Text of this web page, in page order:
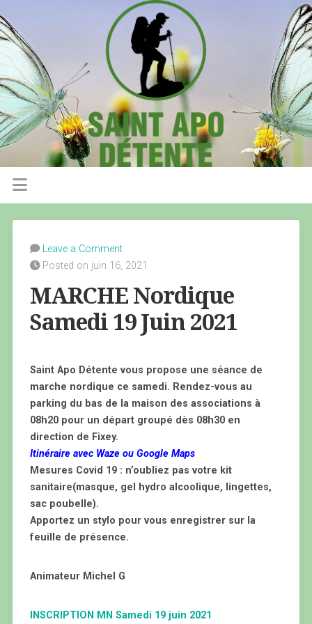
Leave a Comment
Posted on juin 16, 2021
MARCHE Nordique
Samedi 19 Juin 2021
Saint Apo Détente vous propose une séance de
marche nordique ce samedi. Rendez-vous au
parking du bas de la maison des associations à
08h20 pour un départ groupé dès 08h30 en
direction de Fixey.
Itinéraire avec Waze ou Google Maps
Mesures Covid 19 : n’oubliez pas votre kit
sanitaire(masque, gel hydro alcoolique, lingettes,
sac poubelle).
Apportez un stylo pour vous enregistrer sur la
feuille de présence.
Animateur Michel G
INSCRIPTION MN Samedi 19 juin 2021